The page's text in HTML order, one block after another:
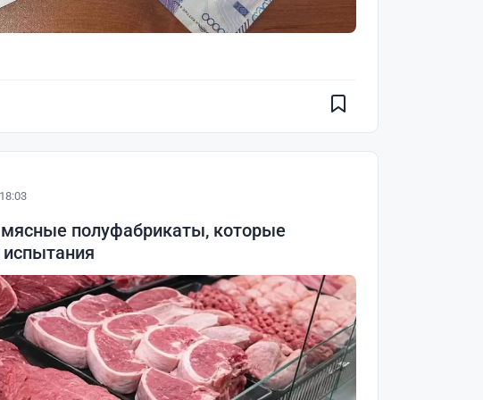
полуфабрикаты, которые